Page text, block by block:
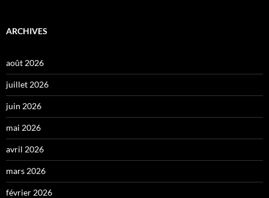
ARCHIVES
août 2026
juillet 2026
juin 2026
mai 2026
avril 2026
mars 2026
février 2026